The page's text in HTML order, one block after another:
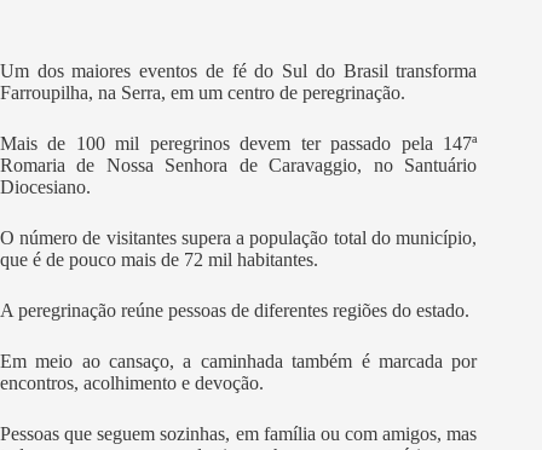
Um dos maiores eventos de fé do Sul do Brasil transforma
Farroupilha, na Serra, em um centro de peregrinação.
Mais de 100 mil peregrinos devem ter passado pela 147ª
Romaria de Nossa Senhora de Caravaggio, no Santuário
Diocesiano.
O número de visitantes supera a população total do município,
que é de pouco mais de 72 mil habitantes.
A peregrinação reúne pessoas de diferentes regiões do estado.
Em meio ao cansaço, a caminhada também é marcada por
encontros, acolhimento e devoção.
Pessoas que seguem sozinhas, em família ou com amigos, mas